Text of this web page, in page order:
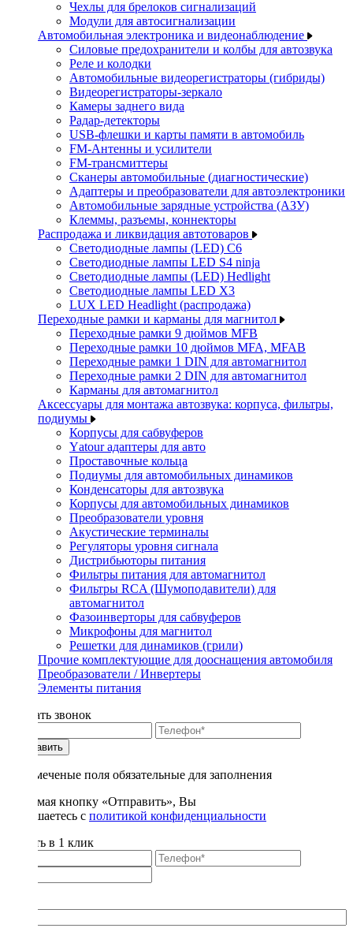
Чехлы для брелоков сигнализаций
Модули для автосигнализации
Автомобильная электроника и видеонаблюдение
Силовые предохранители и колбы для автозвука
Реле и колодки
Автомобильные видеорегистраторы (гибриды)
Видеорегистраторы-зеркало
Камеры заднего вида
Радар-детекторы
USB-флешки и карты памяти в автомобиль
FM-Антенны и усилители
FM-трансмиттеры
Сканеры автомобильные (диагностические)
Адаптеры и преобразователи для автоэлектроники
Автомобильные зарядные устройства (АЗУ)
Клеммы, разъемы, коннекторы
Распродажа и ликвидация автотоваров
Светодиодные лампы (LED) C6
Светодиодные лампы LED S4 ninja
Светодиодные лампы (LED) Hedlight
Светодиодные лампы LED X3
LUX LED Headlight (распродажа)
Переходные рамки и карманы для магнитол
Переходные рамки 9 дюймов MFB
Переходные рамки 10 дюймов MFA, MFAB
Переходные рамки 1 DIN для автомагнитол
Переходные рамки 2 DIN для автомагнитол
Карманы для автомагнитол
Аксессуары для монтажа автозвука: корпуса, фильтры,
подиумы
Корпусы для сабвуферов
Yаtour адаптеры для авто
Проставочные кольца
Подиумы для автомобильных динамиков
Конденсаторы для автозвука
Корпусы для автомобильных динамиков
Преобразователи уровня
Акустические терминалы
Регуляторы уровня сигнала
Дистрибьюторы питания
Фильтры питания для автомагнитол
Фильтры RCA (Шумоподавители) для
автомагнитол
Фазоинверторы для сабвуферов
Микрофоны для магнитол
Решетки для динамиков (грили)
Прочие комплектующие для дооснащения автомобиля
Преобразователи / Инвертеры
Элементы питания
Заказать звонок
Отправить
* - отмеченые поля обязательные для заполнения
Нажимая кнопку «Отправить», Вы
соглашаетесь с политикой конфиденциальности
Купить в 1 клик